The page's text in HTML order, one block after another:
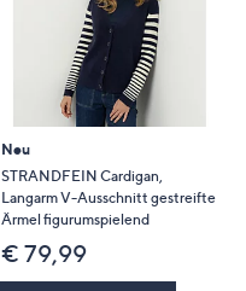
Neu
STRANDFEIN Cardigan,
Langarm V-Ausschnitt gestreifte
Ärmel figurumspielend
€ 79,99